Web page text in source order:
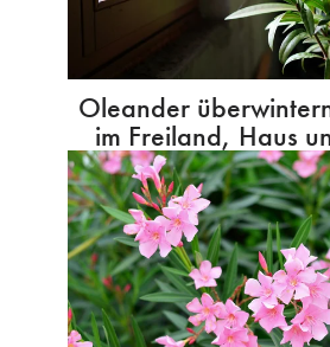
Oleander
im Freiland, Haus